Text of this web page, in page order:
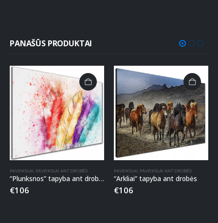
PANAŠŪS PRODUKTAI
PAVEIKSLAI, PAVEIKSLAI ANT DROBĖS
“Plunksnos” tapyba ant drobės
€106
PAVEIKSLAI, PAVEIKSLAI ANT DROBĖS
“Arkliai” tapyba ant drobės
€106